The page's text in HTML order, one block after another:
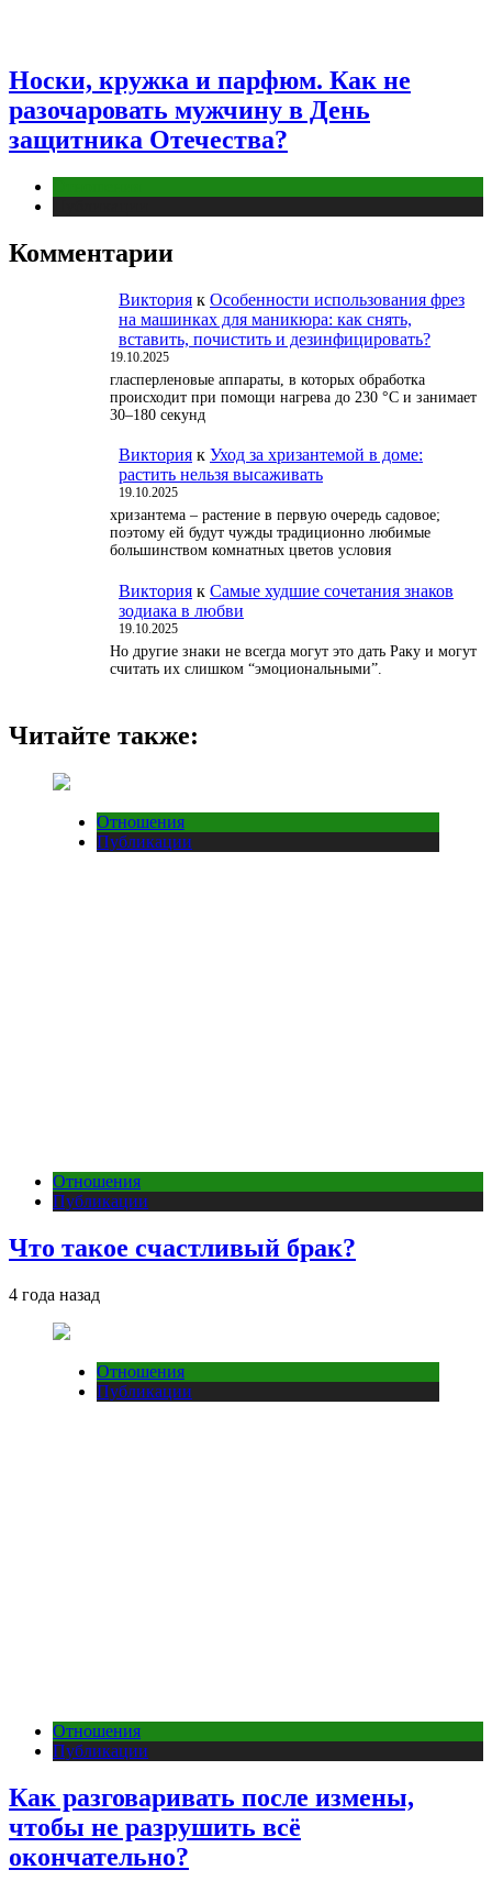
Носки, кружка и парфюм. Как не
разочаровать мужчину в День
защитника Отечества?
Комментарии
Виктория к Особенности использования фрез
на машинках для маникюра: как снять,
вставить, почистить и дезинфицировать?
19.10.2025
гласперленовые аппараты, в которых обработка
происходит при помощи нагрева до 230 °С и занимает
30–180 секунд
Виктория к Уход за хризантемой в доме:
растить нельзя высаживать
19.10.2025
хризантема – растение в первую очередь садовое;
поэтому ей будут чужды традиционно любимые
большинством комнатных цветов условия
Виктория к Самые худшие сочетания знаков
зодиака в любви
19.10.2025
Но другие знаки не всегда могут это дать Раку и могут
считать их слишком “эмоциональными”.
Читайте также:
Отношения
Публикации
Отношения
Публикации
Что такое счастливый брак?
4 года назад
Отношения
Публикации
Отношения
Публикации
Как разговаривать после измены,
чтобы не разрушить всё
окончательно?